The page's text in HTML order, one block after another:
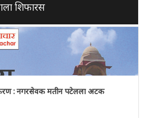
शिफारस
: नगरसेवक मतीन पटेलला अटक